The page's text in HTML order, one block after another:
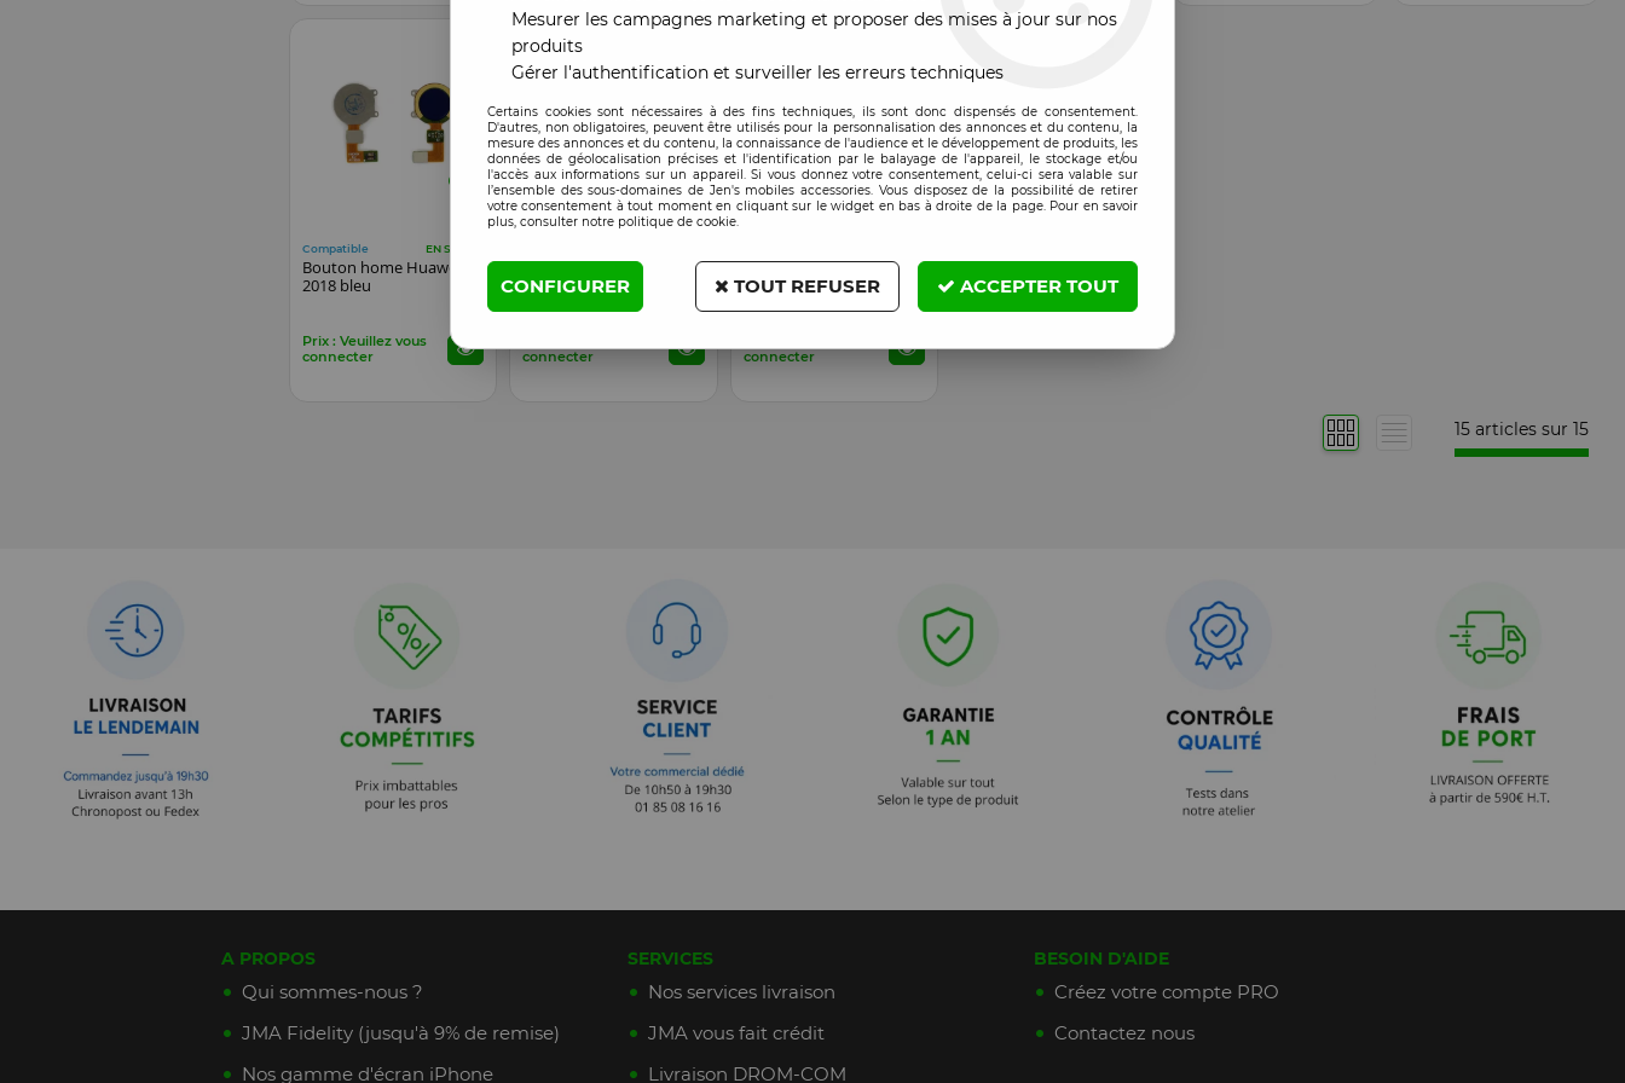
Compatible EN STOCK
Bouton home Huawei Y7
2018 bleu
Prix : Veuillez vous
connecter
Bouton home Huawei Y7
2018 noir
connecter
Bouton home Huawei Y7
2018 rouge
connecter
15 articles sur 15
A PROPOS
Qui sommes-nous ?
JMA Fidelity (jusqu'à 9% de remise)
Nos gamme d'écran iPhone
SERVICES
Nos services livraison
JMA vous fait crédit
Livraison DROM-COM
BESOIN D'AIDE
Créez votre compte PRO
Contactez nous
Mesurer les campagnes marketing et proposer des mises à jour sur nos
produits
Gérer l'authentification et surveiller les erreurs techniques
Certains cookies sont nécessaires à des fins techniques, ils sont donc dispensés de consentement.
D'autres, non obligatoires, peuvent être utilisés pour la personnalisation des annonces et du contenu, la
mesure des annonces et du contenu, la connaissance de l'audience et le développement de produits, les
données de géolocalisation précises et l'identification par le balayage de l'appareil, le stockage et/ou
l'accès aux informations sur un appareil. Si vous donnez votre consentement, celui-ci sera valable sur
l’ensemble des sous-domaines de Jen's mobiles accessories. Vous disposez de la possibilité de retirer
votre consentement à tout moment en cliquant sur le widget en bas à droite de la page. Pour en savoir
plus, consulter notre politique de cookie.
CONFIGURER TOUT REFUSER ACCEPTER TOUT